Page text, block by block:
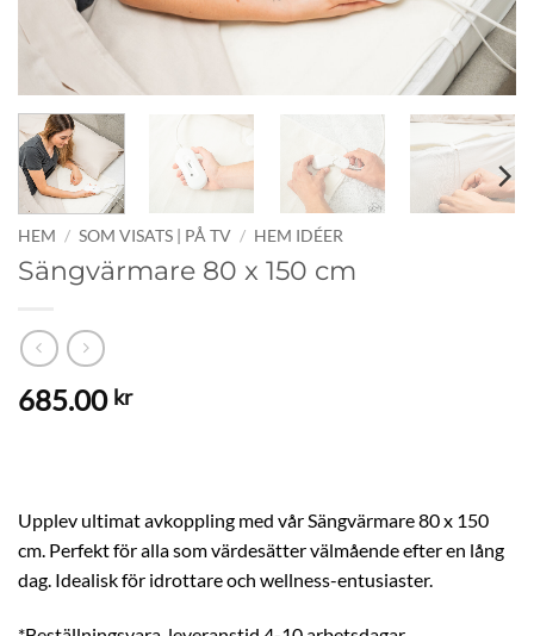
HEM / SOM VISATS | PÅ TV / HEM IDÉER
Sängvärmare 80 x 150 cm
685.00 kr
Upplev ultimat avkoppling med vår Sängvärmare 80 x 150
cm. Perfekt för alla som värdesätter välmående efter en lång
dag. Idealisk för idrottare och wellness-entusiaster.